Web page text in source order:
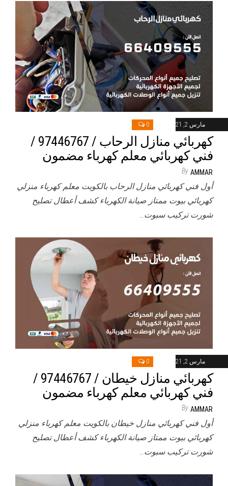
مارس 2, 2021 0
كهربائي منازل الرحاب / 97446767 /
فني كهربائي معلم كهرباء مضمون
By AMMAR
أول فني كهربائي منازل الرحاب بالكويت معلم كهرباء منزلي
كهربائي بيوت ممتاز صيانة الكهرباء كشف أعطال تصليح
شورت تركيب سبوت…
مارس 2, 2021 0
كهربائي منازل خيطان / 97446767 /
فني كهربائي معلم كهرباء مضمون
By AMMAR
أول فني كهربائي منازل خيطان بالكويت معلم كهرباء منزلي
كهربائي بيوت ممتاز صيانة الكهرباء كشف أعطال تصليح
شورت تركيب سبوت…